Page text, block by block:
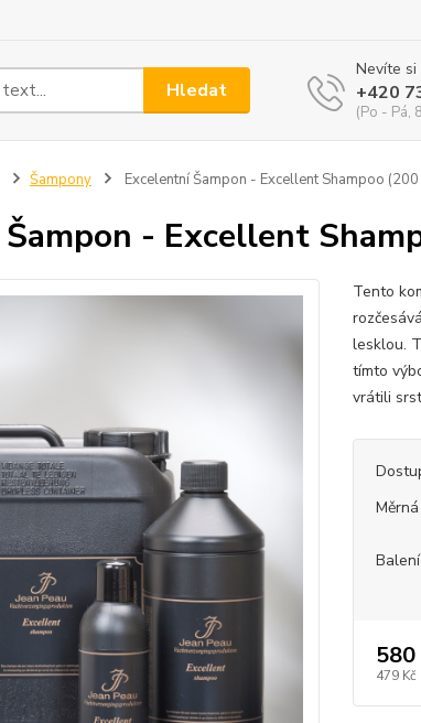
Hledat
Nevíte si
+420
(Po - Pá,
Šampony Excelentní Šampon - Excellent Shampoo
- Excellent
Tento
lesklou.
tímto
vrátili
Balení
580
479 Kč